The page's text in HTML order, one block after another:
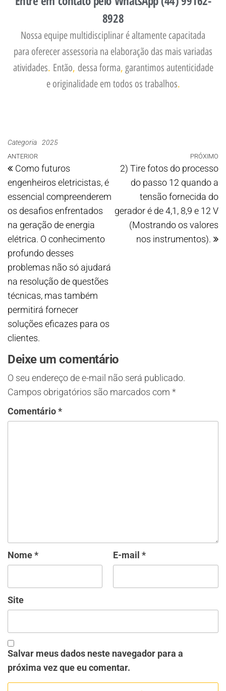
8928
Nossa equipe multidisciplinar é altamente capacitada
para oferecer assessoria na elaboração das mais variadas
atividades. Então, dessa forma, garantimos autenticidade
e originalidade em todos os trabalhos.
Categoria 2025
ANTERIOR
Como futuros
engenheiros eletricistas, é
essencial compreenderem
os desafios enfrentados
na geração de energia
elétrica. O conhecimento
profundo desses
problemas não só ajudará
na resolução de questões
técnicas, mas também
permitirá fornecer
soluções eficazes para os
clientes.
PRÓXIMO
2) Tire fotos do processo
do passo 12 quando a
tensão fornecida do
gerador é de 4,1, 8,9 e 12 V
(Mostrando os valores
nos instrumentos).
Deixe um comentário
O seu endereço de e-mail não será publicado.
Campos obrigatórios são marcados com *
Comentário*
Nome* E-mail *
Site
Salvar meus dados neste navegador para a
próxima vez que eu comentar.